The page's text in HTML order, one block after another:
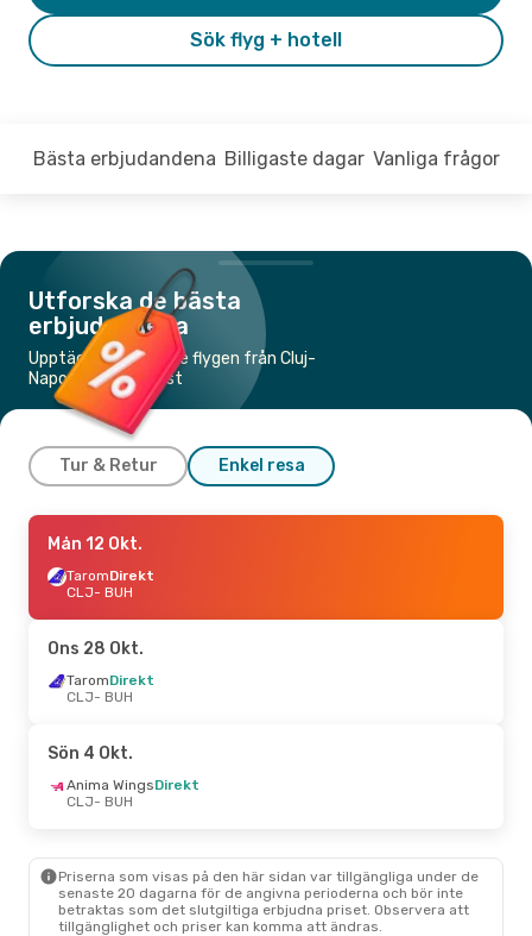
Sök flyg + hotell
Bästa erbjudandena Billigaste dagar Vanliga frågor
Utforska de bästa
erbjudandena
Upptäck de billigaste flygen från Cluj-
Napoca till Bukarest
Tur & Retur Enkel resa
Mån 5 Okt.- Fre 9 Okt.
TaromDirekt
CLJ- BUH
BUH- CLJ
Tors 17 Sep.- Sön 20 Sep.
TaromDirekt
BUH - CLJ
CLJ
TaromDirekt
BUH- CLJ
Mån 12 Okt.
TaromDirekt
CLJ- BUH
Ons 28 Okt.
TaromDirekt
CLJ- BUH
Sön 4 Okt.
Anima WingsDirekt
CLJ- BUH
Priserna som visas på den här sidan var tillgängliga under de
senaste 20 dagarna för de angivna perioderna och bör inte
betraktas som det slutgiltiga erbjudna priset. Observera att
tillgänglighet och priser kan komma att ändras.